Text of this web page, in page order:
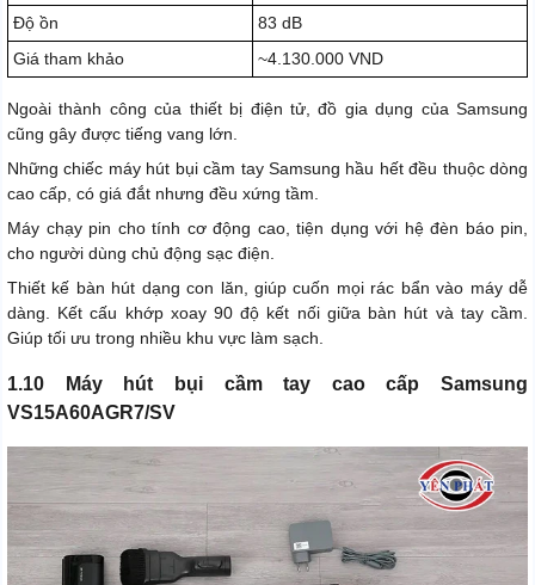
Độ ồn
83 dB
Giá tham khảo
~4.130.000 VND
Ngoài thành công của thiết bị điện tử, đồ gia dụng của Samsung
cũng gây được tiếng vang lớn.
Những chiếc máy hút bụi cầm tay Samsung hầu hết đều thuộc dòng
cao cấp, có giá đắt nhưng đều xứng tầm.
Máy chạy pin cho tính cơ động cao, tiện dụng với hệ đèn báo pin,
cho người dùng chủ động sạc điện.
Thiết kế bàn hút dạng con lăn, giúp cuốn mọi rác bẩn vào máy dễ
dàng. Kết cấu khớp xoay 90 độ kết nối giữa bàn hút và tay cầm.
Giúp tối ưu trong nhiều khu vực làm sạch.
1.10 Máy hút bụi cầm tay cao cấp Samsung
VS15A60AGR7/SV